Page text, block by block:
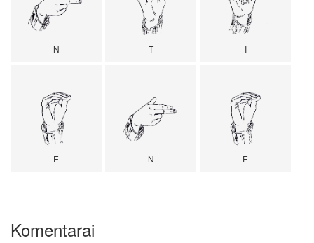
N T I
E N E
Komentarai